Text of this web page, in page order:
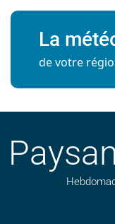
La
de votre